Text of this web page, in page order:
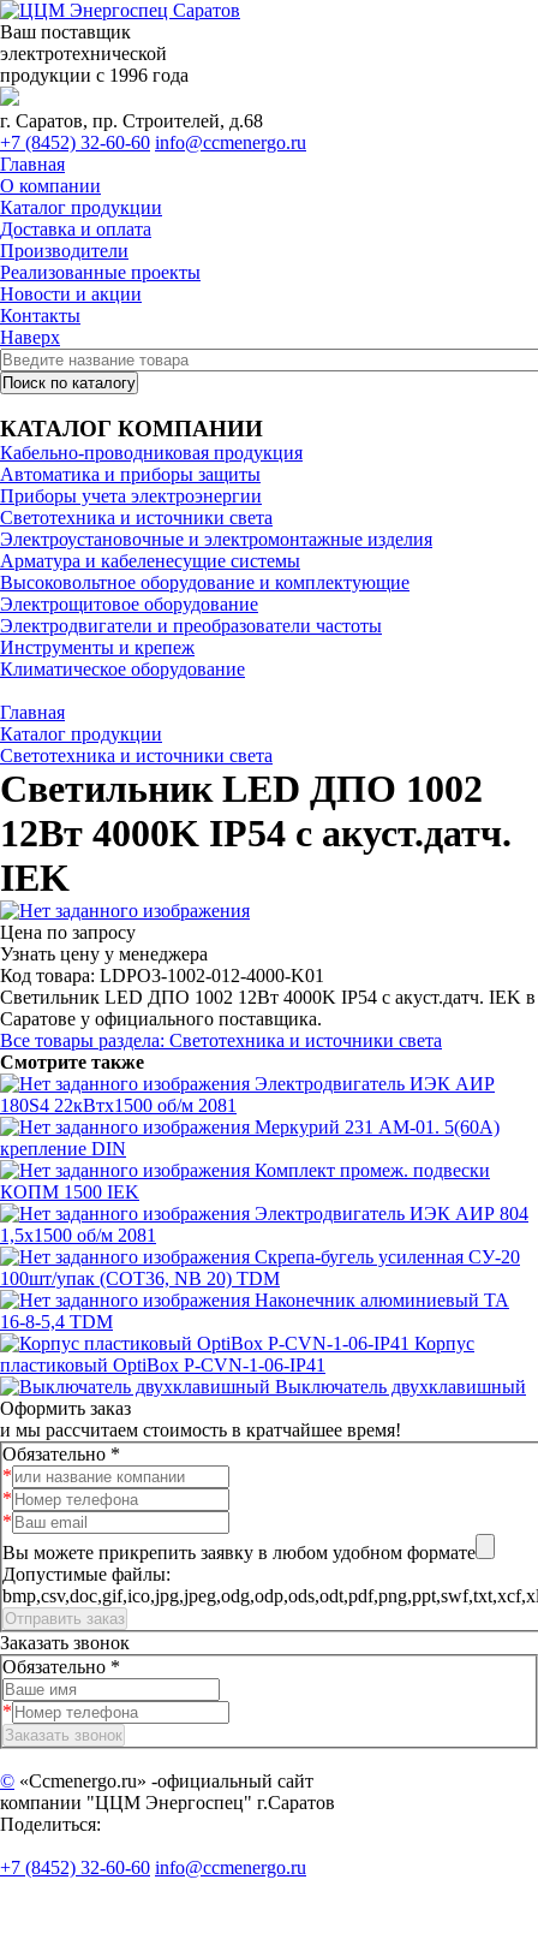
Ваш поставщик
электротехнической
продукции с 1996 года
г. Саратов, пр. Строителей, д.68
+7 (8452) 32-60-60 info@ccmenergo.ru
Главная
О компании
Каталог продукции
Доставка и оплата
Производители
Реализованные проекты
Новости и акции
Контакты
Наверх
КАТАЛОГ КОМПАНИИ
Кабельно-проводниковая продукция
Автоматика и приборы защиты
Приборы учета электроэнергии
Светотехника и источники света
Электроустановочные и электромонтажные изделия
Арматура и кабеленесущие системы
Высоковольтное оборудование и комплектующие
Электрощитовое оборудование
Электродвигатели и преобразователи частоты
Инструменты и крепеж
Климатическое оборудование
Главная
Каталог продукции
Светотехника и источники света
Светильник LED ДПО 1002
12Вт 4000K IP54 с акуст.датч.
IEK
Цена по запросу
Узнать цену у менеджера
Код товара: LDPO3-1002-012-4000-K01
Светильник LED ДПО 1002 12Вт 4000K IP54 с акуст.датч. IEK в
Саратове у официального поставщика.
Все товары раздела: Светотехника и источники света
Смотрите также
Электродвигатель ИЭК АИР
180S4 22кВтx1500 об/м 2081
Меркурий 231 АМ-01. 5(60А)
крепление DIN
Комплект промеж. подвески
КОПМ 1500 IEK
Электродвигатель ИЭК АИР 804
1,5x1500 об/м 2081
Скрепа-бугель усиленная СУ-20
100шт/упак (COT36, NB 20) TDM
Наконечник алюминиевый ТА
16-8-5,4 TDM
Корпус
пластиковый OptiBox P-CVN-1-06-IP41
Выключатель двухклавишный
Оформить заказ
и мы рассчитаем стоимость в кратчайшее время!
Обязательно *
Вы можете прикрепить заявку в любом удобном формате
Допустимые файлы:
Заказать звонок
Обязательно *
© «Ccmenergo.ru» -официальный сайт
компании "ЦЦМ Энергоспец" г.Саратов
Поделиться:
+7 (8452) 32-60-60 info@ccmenergo.ru